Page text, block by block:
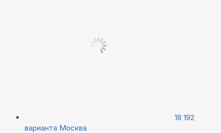
18 192
варианта Москва